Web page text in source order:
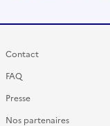
Contact
FAQ
Presse
Nos partenaires